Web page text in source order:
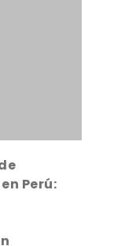
Perú: